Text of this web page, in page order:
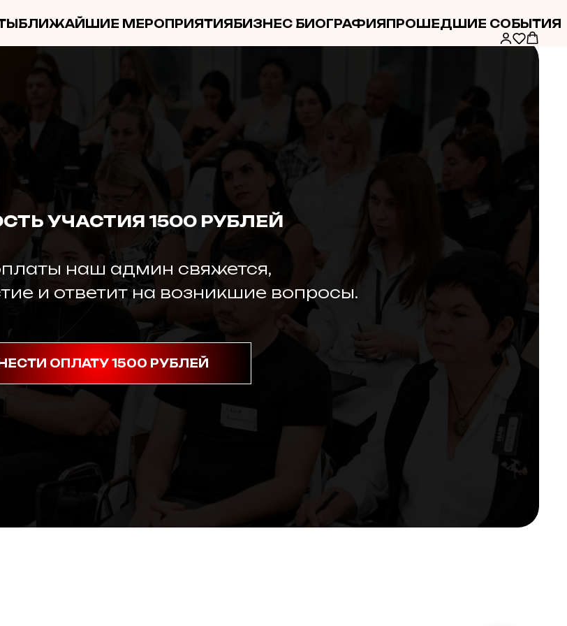
БЛИЖАЙШИЕ МЕРОПРИЯТИЯ БИЗНЕС БИОГРАФИЯ ПРОШЕДШИЕ СОБЫТИЯ
УЧАСТИЯ 1500 РУБЛЕЙ
наш админ свяжется,
и ответит на возникшие вопросы.
ОПЛАТУ 1500 РУБЛЕЙ